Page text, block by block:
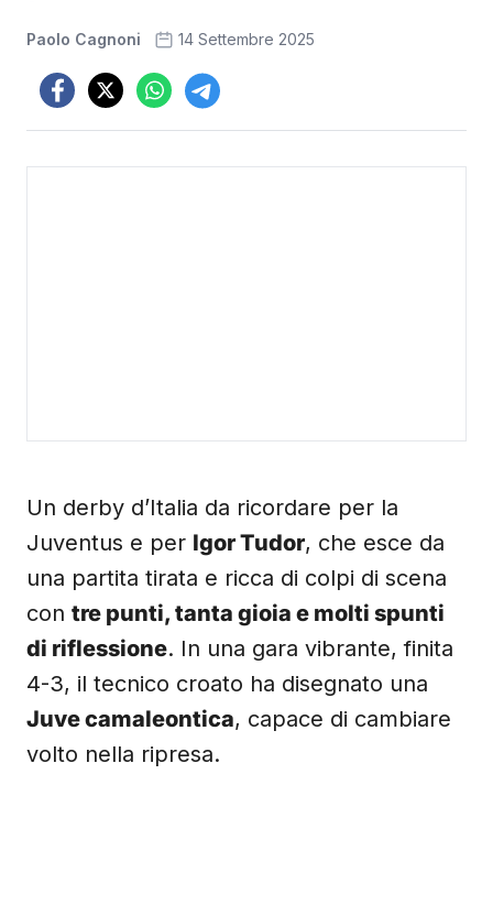
Paolo Cagnoni 14 Settembre 2025
Un derby d’Italia da ricordare per la
Juventus e per Igor Tudor, che esce da
una partita tirata e ricca di colpi di scena
con tre punti, tanta gioia e molti spunti
di riflessione. In una gara vibrante, finita
4-3, il tecnico croato ha disegnato una
Juve camaleontica, capace di cambiare
volto nella ripresa.